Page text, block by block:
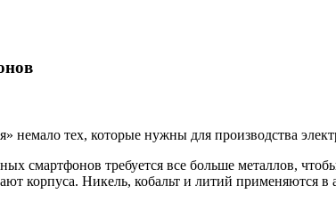
немало тех, которые нужны для производства
смартфонов требуется все больше металлов,
корпуса. Никель, кобальт и литий применяются